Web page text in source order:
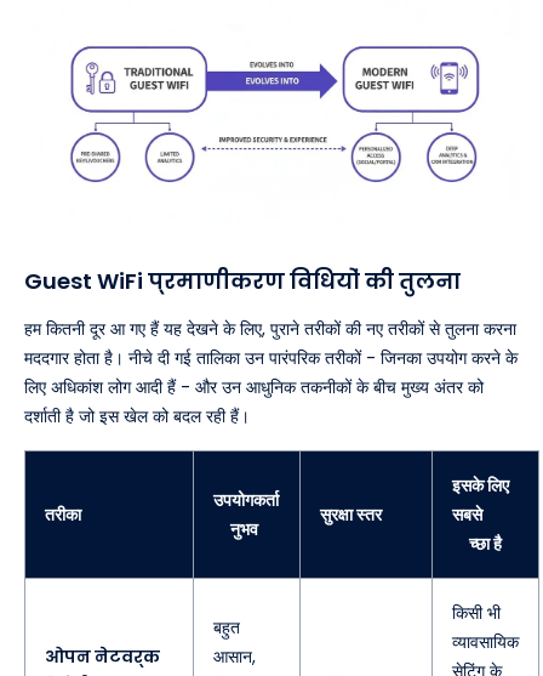
Guest WiFi प्रमाणीकरण विधियों की तुलना
हम कितनी दूर आ गए हैं यह देखने के लिए, पुराने तरीकों की नए तरीकों से तुलना करना
मददगार होता है। नीचे दी गई तालिका उन पारंपरिक तरीकों - जिनका उपयोग करने के
लिए अधिकांश लोग आदी हैं - और उन आधुनिक तकनीकों के बीच मुख्य अंतर को
दर्शाती है जो इस खेल को बदल रही हैं।
तरीका
उपयोगकर्ता
अनुभव
सुरक्षा स्तर
इसके लिए
सबसे
अच्छा है
ओपन नेटवर्क
बहुत
आसान,
किसी भी
व्यावसायिक
सेटिंग के